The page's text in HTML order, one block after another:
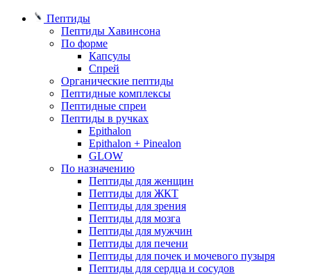
Пептиды
Пептиды Хавинсона
По форме
Капсулы
Спрей
Органические пептиды
Пептидные комплексы
Пептидные спреи
Пептиды в ручках
Epithalon
Epithalon + Pinealon
GLOW
По назначению
Пептиды для женщин
Пептиды для ЖКТ
Пептиды для зрения
Пептиды для мозга
Пептиды для мужчин
Пептиды для печени
Пептиды для почек и мочевого пузыря
Пептиды для сердца и сосудов